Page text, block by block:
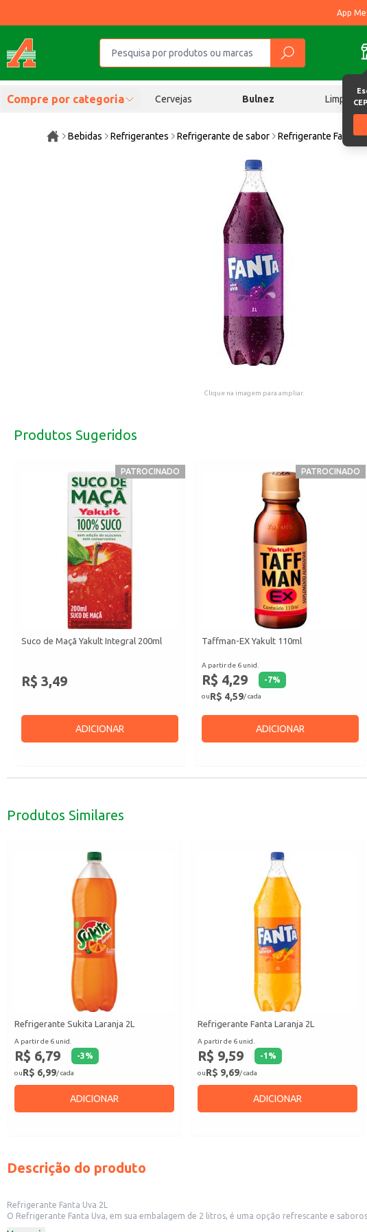
App
Compre por categoria Cervejas Bulnez Limpeza
Bebidas Refrigerantes Refrigerante de sabor Refrigerante Fanta
Clique na imagem para ampliar.
Produtos Sugeridos
PATROCINADO
Suco de Maçã Yakult Integral 200ml
R$ 3,49
ADICIONAR
PATROCINADO
Taffman-EX Yakult 110ml
A partir de 6 unid.
R$ 4,29 -7%
ouR$ 4,59/ cada
ADICIONAR
Produtos Similares
Refrigerante Sukita Laranja 2L
A partir de 6 unid.
R$ 6,79 -3%
ouR$ 6,99/ cada
ADICIONAR
Refrigerante Fanta Laranja 2L
A partir de 6 unid.
R$ 9,59 -1 %
ouR$ 9,69/ cada
ADICIONAR
Descrição do produto
Refrigerante Fanta Uva 2L
O Refrigerante Fanta Uva, em sua embalagem de 2 litros, é uma opção refrescante e